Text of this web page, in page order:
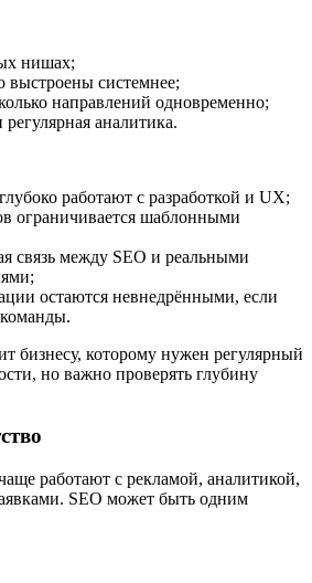
нишах;
выстроены системнее;
направлений одновременно;
регулярная аналитика.
работают с разработкой и UX;
ограничивается шаблонными
связь между SEO и реальными
остаются невнедрёнными, если
бизнесу, которому нужен регулярный
но важно проверять глубину
работают с рекламой, аналитикой,
SEO может быть одним